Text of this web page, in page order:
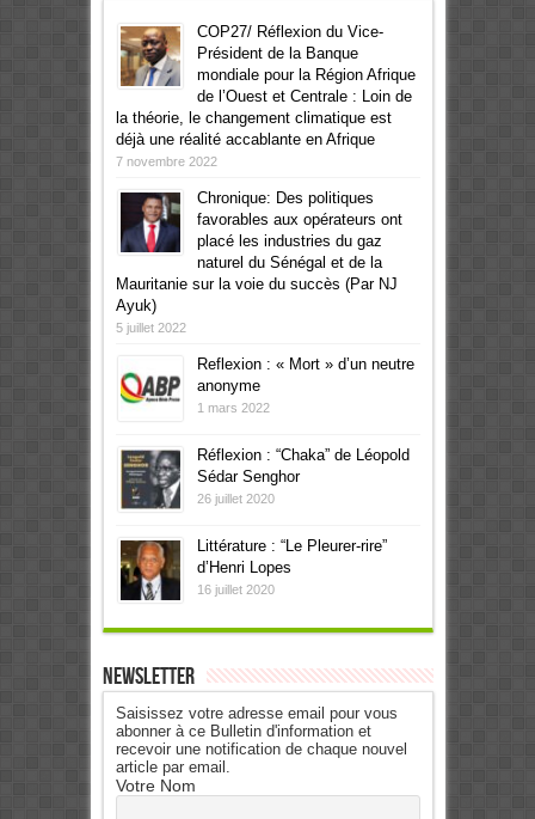
COP27/ Réflexion du Vice-
Président de la Banque
mondiale pour la Région Afrique
de l’Ouest et Centrale : Loin de
la théorie, le changement climatique est
déjà une réalité accablante en Afrique
7 novembre 2022
Chronique: Des politiques
favorables aux opérateurs ont
placé les industries du gaz
naturel du Sénégal et de la
Mauritanie sur la voie du succès (Par NJ
Ayuk)
5 juillet 2022
Reflexion : « Mort » d’un neutre
anonyme
1 mars 2022
Réflexion : “Chaka” de Léopold
Sédar Senghor
26 juillet 2020
Littérature : “Le Pleurer-rire”
d’Henri Lopes
16 juillet 2020
Newsletter
Saisissez votre adresse email pour vous
abonner à ce Bulletin d'information et
recevoir une notification de chaque nouvel
article par email.
Votre Nom